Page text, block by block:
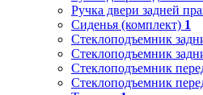
Ручка двери задней
Сиденья (комплект) 1
Стеклоподъемник
Стеклоподъемник
Стеклоподъемник
Стеклоподъемник